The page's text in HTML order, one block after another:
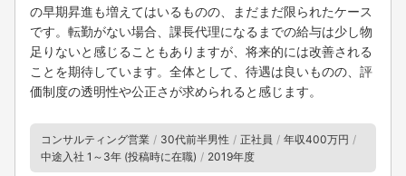
の早期昇進も増えてはいるものの、まだまだ限られたケース
です。転勤がない場合、課長代理になるまでの給与は少し物
足りないと感じることもありますが、将来的には改善される
ことを期待しています。全体として、待遇は良いものの、評
価制度の透明性や公正さが求められると感じます。
コンサルティング営業 30代前半男性 正社員
年収400万円
中途入社 1～3年 (投稿時に在職)
2019年度